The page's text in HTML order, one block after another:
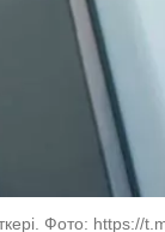
Фото: https://